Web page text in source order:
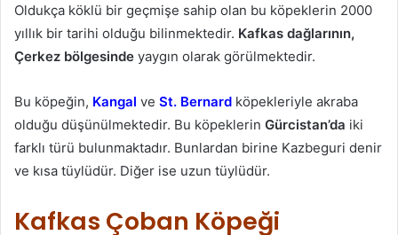
Oldukça köklü bir geçmişe sahip olan bu köpeklerin 2000
yıllık bir tarihi olduğu bilinmektedir. Kafkas dağlarının,
Çerkez bölgesinde yaygın olarak görülmektedir.
Bu köpeğin, Kangal ve St. Bernard köpekleriyle akraba
olduğu düşünülmektedir. Bu köpeklerin Gürcistan’da iki
farklı türü bulunmaktadır. Bunlardan birine Kazbeguri denir
ve kısa tüylüdür. Diğer ise uzun tüylüdür.
Kafkas Çoban Köpeği